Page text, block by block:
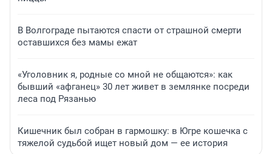
В Волгограде пытаются спасти от страшной смерти
оставшихся без мамы ежат
«Уголовник я, родные со мной не общаются»: как
бывший «афганец» 30 лет живет в землянке посреди
леса под Рязанью
Кишечник был собран в гармошку: в Югре кошечка с
тяжелой судьбой ищет новый дом — ее история